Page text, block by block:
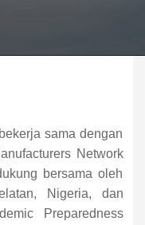
sama dengan
Network
bersama oleh
Nigeria, dan
Preparedness